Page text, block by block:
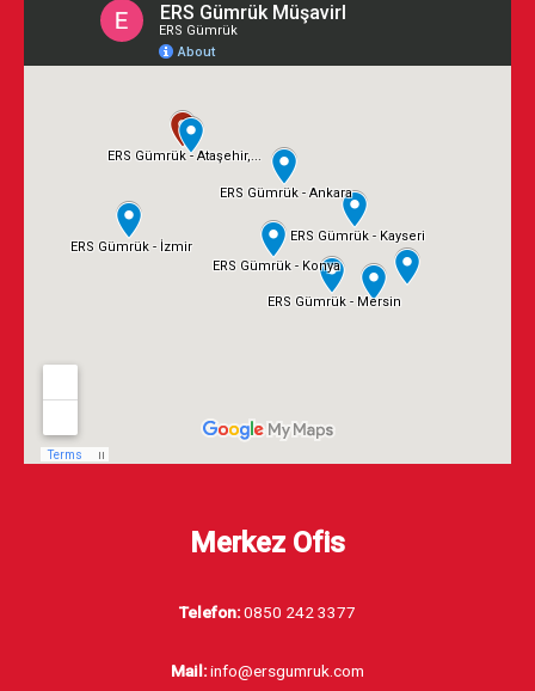
Merkez Ofis
Telefon:0850 242 3377
Mail:info@ersgumruk.com